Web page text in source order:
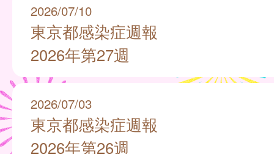
2026/07/10
東京都感染症週報
2026年第27週
2026/07/03
東京都感染症週報
2026年第26週